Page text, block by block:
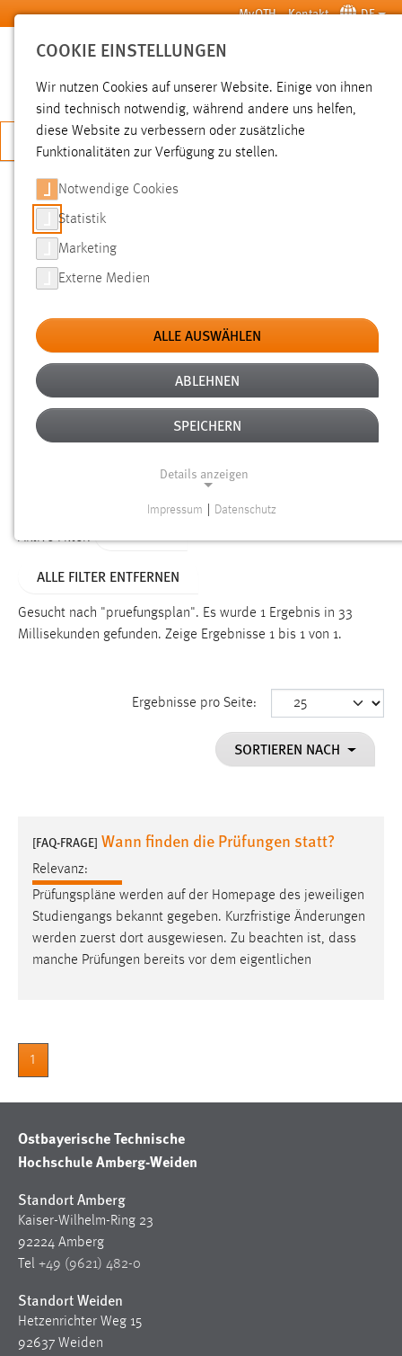
Zum Hauptinhalt springen MyOTH Kontakt DE
SUCHE
JETZT BEWERBEN
SUCHE
FILTER
Typ
Erstellungsdatum
Alter
Aktive Filter:
ALLE FILTER ENTFERNEN
Gesucht nach "pruefungsplan". Es wurde 1 Ergebnis in 33
Millisekunden gefunden. Zeige Ergebnisse 1 bis 1 von 1.
Ergebnisse pro Seite:
SORTIEREN NACH
[FAQ-FRAGE] Wann finden die Prüfungen statt?
Relevanz:
Prüfungspläne werden auf der Homepage des jeweiligen
Studiengangs bekannt gegeben. Kurzfristige Änderungen
werden zuerst dort ausgewiesen. Zu beachten ist, dass
manche Prüfungen bereits vor dem eigentlichen
1
Ostbayerische Technische
Hochschule Amberg-Weiden
Standort Amberg
Kaiser-Wilhelm-Ring 23
92224 Amberg
Tel +49 (9621) 482-0
Standort Weiden
Hetzenrichter Weg 15
92637 Weiden
COOKIE EINSTELLUNGEN
Wir nutzen Cookies auf unserer Website. Einige von ihnen
sind technisch notwendig, während andere uns helfen,
diese Website zu verbessern oder zusätzliche
Funktionalitäten zur Verfügung zu stellen.
Notwendige Cookies
Statistik
Marketing
Externe Medien
ALLE AUSWÄHLEN
ABLEHNEN
SPEICHERN
Details anzeigen
Funktionen und sind für die einwandfreie Funktion der
Einverständnis
cookie_consent
Dieser Cookie speichert die ausgewählten Einverständnis-
Performance
Name:
Zweck:
Zweck:
Das Cookie speichert die gewählte Sprache der Website.
Cookie Laufzeit:
30 Tage
Chat
Name:
MibewSessionID, MIBEW_UserID, mibew_locale, mibew-
chat-frame-style-5e9dbeb1811c0446
Impressum Datenschutz